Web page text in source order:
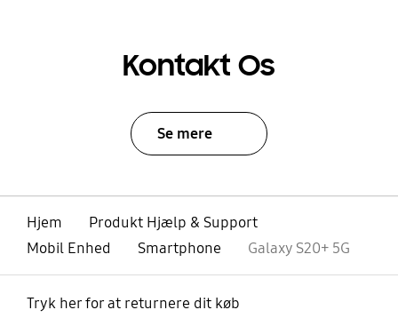
Kontakt Os
Se mere
Hjem
Produkt Hjælp & Support
Mobil Enhed
Smartphone Galaxy S20+ 5G
Tryk her for at returnere dit køb